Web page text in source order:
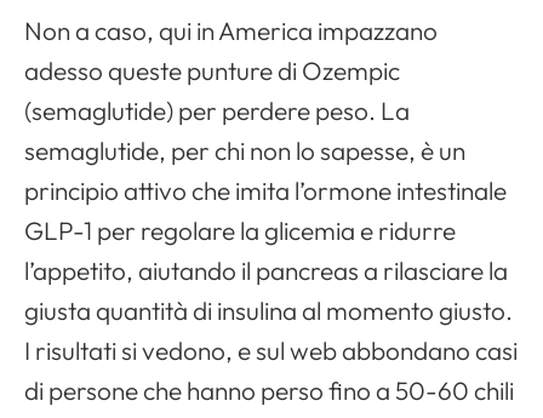
Non a caso, qui in America impazzano
adesso queste punture di Ozempic
(semaglutide) per perdere peso. La
semaglutide, per chi non lo sapesse, è un
principio attivo che imita l’ormone intestinale
GLP-1 per regolare la glicemia e ridurre
l’appetito, aiutando il pancreas a rilasciare la
giusta quantità di insulina al momento giusto.
I risultati si vedono, e sul web abbondano casi
di persone che hanno perso fino a 50-60 chili